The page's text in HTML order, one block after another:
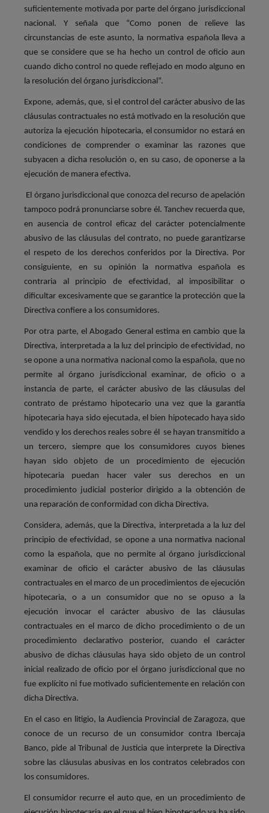
suficientemente motivada por parte del órgano jurisdiccional
nacional. Y señala que “Como ponen de relieve las
circunstancias de este asunto, la normativa española lleva a
que se considere que se ha hecho un control de oficio aun
cuando dicho control no quede reflejado en modo alguno en
la resolución del órgano jurisdiccional”.
Expone, además, que, si el control del carácter abusivo de las
cláusulas contractuales no está motivado en la resolución que
autoriza la ejecución hipotecaria, el consumidor no estará en
condiciones de comprender o examinar las razones que
subyacen a dicha resolución o, en su caso, de oponerse a la
ejecución de manera efectiva.
El órgano jurisdiccional que conozca del recurso de apelación
tampoco podrá pronunciarse sobre él. Tanchev recuerda que,
en ausencia de control eficaz del carácter potencialmente
abusivo de las cláusulas del contrato, no puede garantizarse
el respeto de los derechos conferidos por la Directiva. Por
consiguiente, en su opinión la normativa española es
contraria al principio de efectividad, al imposibilitar o
dificultar excesivamente que se garantice la protección que la
Directiva confiere a los consumidores.
Por otra parte, el Abogado General estima en cambio que la
Directiva, interpretada a la luz del principio de efectividad, no
se opone a una normativa nacional como la española, que no
permite al órgano jurisdiccional examinar, de oficio o a
instancia de parte, el carácter abusivo de las cláusulas del
contrato de préstamo hipotecario una vez que la garantía
hipotecaria haya sido ejecutada, el bien hipotecado haya sido
vendido y los derechos reales sobre él se hayan transmitido a
un tercero, siempre que los consumidores cuyos bienes
hayan sido objeto de un procedimiento de ejecución
hipotecaria puedan hacer valer sus derechos en un
procedimiento judicial posterior dirigido a la obtención de
una reparación de conformidad con dicha Directiva.
Considera, además, que la Directiva, interpretada a la luz del
principio de efectividad, se opone a una normativa nacional
como la española, que no permite al órgano jurisdiccional
examinar de oficio el carácter abusivo de las cláusulas
contractuales en el marco de un procedimientos de ejecución
hipotecaria, o a un consumidor que no se opuso a la
ejecución invocar el carácter abusivo de las cláusulas
contractuales en el marco de dicho procedimiento o de un
procedimiento declarativo posterior, cuando el carácter
abusivo de dichas cláusulas haya sido objeto de un control
inicial realizado de oficio por el órgano jurisdiccional que no
fue explícito ni fue motivado suficientemente en relación con
dicha Directiva.
En el caso en litigio, la Audiencia Provincial de Zaragoza, que
conoce de un recurso de un consumidor contra Ibercaja
Banco, pide al Tribunal de Justicia que interprete la Directiva
sobre las cláusulas abusivas en los contratos celebrados con
los consumidores.
El consumidor recurre el auto que, en un procedimiento de